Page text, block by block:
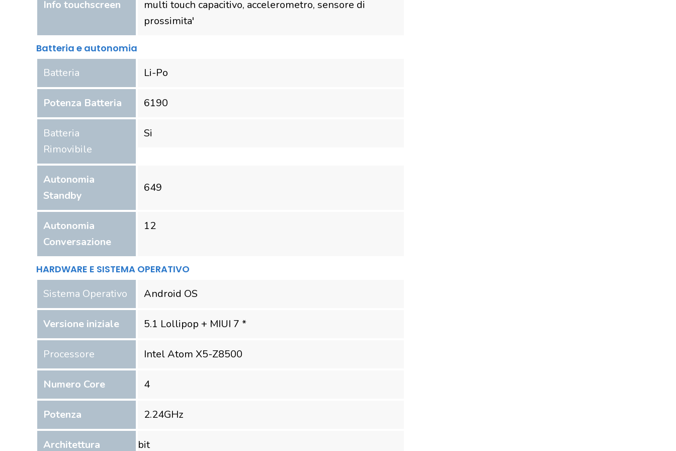
Info touchscreen
multi touch capacitivo, accelerometro, sensore di
prossimita'
Batteria e autonomia
Batteria Li-Po
Potenza Batteria 6190
Batteria
Rimovibile
Si
Autonomia
Standby
649
Autonomia
Conversazione
12
HARDWARE E SISTEMA OPERATIVO
Sistema Operativo Android OS
Versione iniziale 5.1 Lollipop + MIUI 7 *
Processore Intel Atom X5-Z8500
Numero Core 4
Potenza 2.24GHz
Architettura bit